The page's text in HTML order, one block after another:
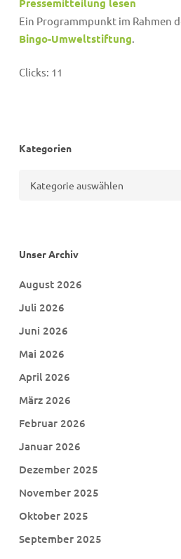
Ein Programmpunkt im Rahmen
Bingo-Umweltstiftung
Clicks: 11
Kategorien
Unser Archiv
August 2026
Juli 2026
Juni 2026
Mai 2026
April 2026
März 2026
Februar 2026
Januar 2026
Dezember 2025
November 2025
Oktober 2025
September 2025